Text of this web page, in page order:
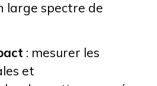
large spectre de
: mesurer les
et